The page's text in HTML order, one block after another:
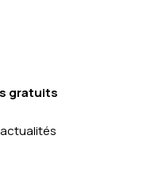
gratuits